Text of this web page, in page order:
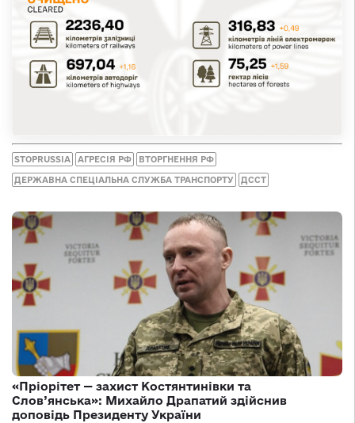
STOPRUSSIA АГРЕСІЯ РФ ВТОРГНЕННЯ РФ
ДЕРЖАВНА СПЕЦІАЛЬНА СЛУЖБА ТРАНСПОРТУ ДССТ
«Пріорітет — захист Костянтинівки та
Слов’янська»: Михайло Драпатий здійснив
доповідь Президенту України